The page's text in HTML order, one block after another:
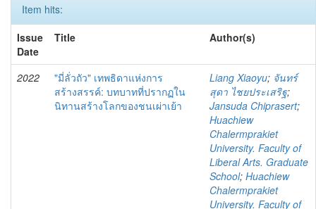
Item hits:
Issue
Date
Title Author(s)
2022
"มี่ลั่วถัว" เทพธิดาแห่งการ
สร้างสรรค์: บทบาทที่ปรากฏใน
นิทานสร้างโลกของชนเผ่าเย้า
Liang Xiaoyu; จันทร์
สุดา ไชยประเสริฐ;
Jansuda Chiprasert;
Huachiew
Chalermprakiet
University. Faculty of
Liberal Arts. Graduate
School; Huachiew
Chalermprakiet
University. Faculty of